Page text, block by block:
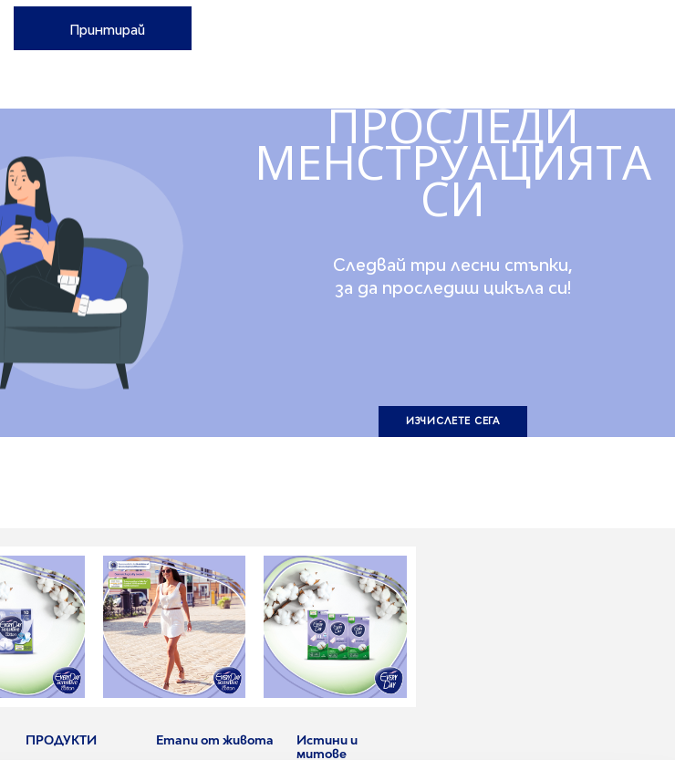
Принтирай
ПРОСЛЕДИ
МЕНСТРУАЦИЯТА
СИ
Следвай три лесни стъпки,
за да проследиш цикъла си!
ИЗЧИСЛЕТЕ СЕГА
ПРОДУКТИ Етапи от живота
Истини и
митове